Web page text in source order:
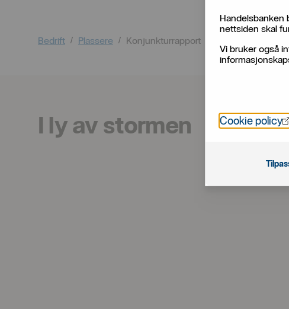
Handelsbanken
nettsiden skal
Vi bruker også
Cookie policy
Bedrift Plassere Konjunkturrapport
I ly av stormen